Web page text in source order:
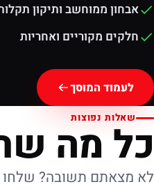
אבחון ממוחשב ותיקון
חלקים מקוריים ואחריות
לעמוד המוסך
שאלות נפוצות
כל מה
לא מצאתם תשובה? שלחו